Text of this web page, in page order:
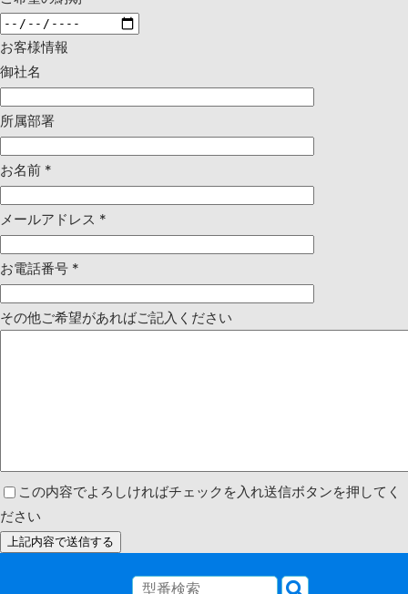
お客様情報
御社名
所属部署
お名前 *
メールアドレス *
お電話番号 *
その他ご希望があればご記入ください
この内容でよろしければチェックを入れ送信ボタンを押してく
ださい